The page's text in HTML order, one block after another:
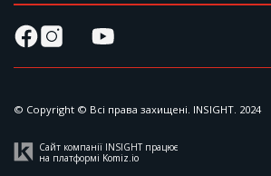
© Copyright © Всі права захищені. INSIGHT. 2024
Сайт компанії INSIGHT працює
на платформі Komiz.io